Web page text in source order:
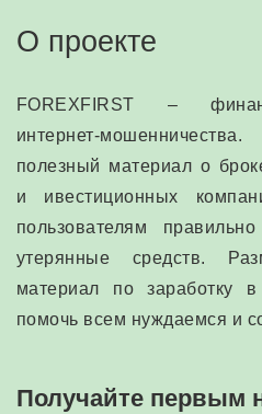
О проекте
FOREXFIRST –
интернет-
полезный материал о
и ивестиционных
пользователям
утерянные средств.
материал по заработку
помочь всем нуждаемся и
Получайте первым